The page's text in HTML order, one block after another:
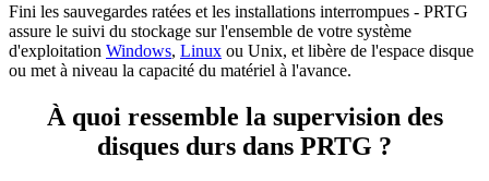
Fini les sauvegardes ratées et les installations interrompues - PRTG
assure le suivi du stockage sur l'ensemble de votre système
d'exploitation Windows, Linux ou Unix, et libère de l'espace disque
ou met à niveau la capacité du matériel à l'avance.
À quoi ressemble la supervision des
disques durs dans PRTG ?